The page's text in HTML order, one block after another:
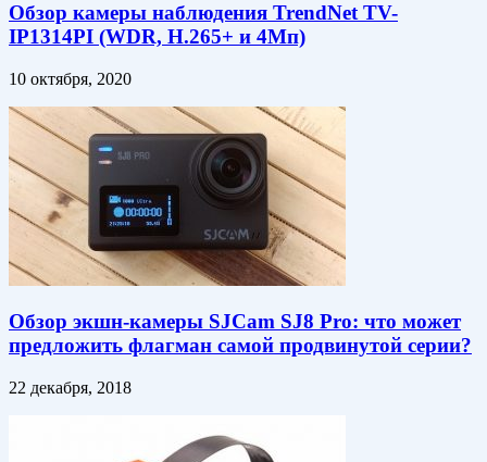
Обзор камеры наблюдения TrendNet TV-
IP1314PI (WDR, H.265+ и 4Мп)
10 октября, 2020
Обзор экшн-камеры SJCam SJ8 Pro: что может
предложить флагман самой продвинутой серии?
22 декабря, 2018